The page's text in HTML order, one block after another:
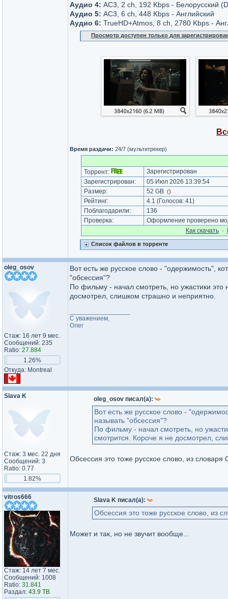
Аудио 4: AC3, 2 ch, 192 Kbps - Белорусский
Аудио 5: AC3, 6 ch, 448 Kbps - Английский
Аудио 6: TrueHD+Atmos, 8 ch, 2780 Kbps -
Просмотр доступен только для
Время раздачи: 24/7 (мультитрекер)
Торрент:
Зарегистрирован
Зарегистрирован:
05 Июл 2026 13:39:54
Размер:
52 GB ()
Рейтинг: 4.1 (Голосов: 41)
Поблагодарили:
136
Проверка:
Оформление проверено
Как cкачать·
Список файлов в торренте
oleg_osov
Стаж: 16 лет 9 мес.
Сообщений: 235
Ratio: 27.884
1.26%
Откуда: Montreal
Вот есть же русское слово - "одержимость",
"обсессия"?
По фильму - начал смотреть, но ужастики это
досмотрел, слишком страшно и неприятно.
С уважением,
Олег
Slava K
Стаж: 3 мес. 22 дня
Сообщений: 3
Ratio: 0.77
1.82%
oleg_osov писал(а):
Вот есть же русское слово -
называть "обсессия"?
По фильму - начал смотреть, но
смотрится. Короче я не досмотрел,
Обсессия это тоже русское слово, из словаря
vitros666
Стаж: 14 лет 7 мес.
Сообщений: 1008
Ratio: 31.841
Раздал: 43.9 TB
Slava K писал(а):
Обсессия это тоже русское слово, из
Может и так, но не звучит вообще...